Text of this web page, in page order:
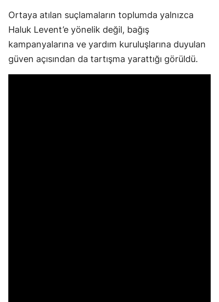
Ortaya atılan suçlamaların toplumda yalnızca
Haluk Levent’e yönelik değil, bağış
kampanyalarına ve yardım kuruluşlarına duyulan
güven açısından da tartışma yarattığı görüldü.